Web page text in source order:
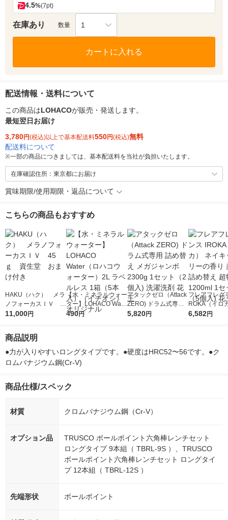
4.5%(7pt)
在庫あり 数量 1
カートに入れる
配送情報・送料について
この商品はLOHACOが販売・発送します。
最短翌日お届け
3,780円(税込)以上で基本配送料550円(税込)無料
配送料について
※一部の商品につきましては、基本配送料を当社が負担いたします。
在庫確認住所：東京都にお届け
賞味期限/使用期限・返品について
こちらの商品もおすすめ
HAKU（ハク） メラ
ノフォーカスＩＶ 4
5ｇ 資生堂 おまけ
11,000円
【水・ミネラルウォー
ター】LOHACO Wate
r（ロハコウォータ
490円
アタックゼロ（Attack
ZERO) ドラム式専用
詰め替え メガジャン
5,820円
フレアフレグ
ROKA（イロ
イキッドリリ
6,582円
商品説明
●力が入りやすいロングタイプです。●硬度はHRC52〜56です。●ク
ロムバナジウム鋼(Cr-V)
商品仕様/スペック
材質 クロムバナジウム鋼（Cr-V）
オプション品
TRUSCO ボールポイント六角棒レンチセット
ロングタイプ 9本組（ TBRL-9S ）、TRUSCO
ボールポイント六角棒レンチセット ロングタイ
プ 12本組（ TBRL-12S ）
先端形状 ボールポイント